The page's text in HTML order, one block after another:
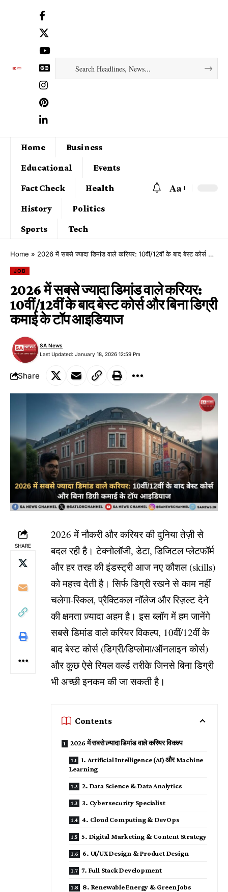
Home
Business
Educational
Events
Fact Check
Health
History
Politics
Sports
Tech
Aa
Home » 2026 में सबसे ज्यादा डिमांड वाले करियर: 10वीं/12वीं के बाद बेस्ट कोर्स और बिना डिग्री कमाई के टॉप आइडियाज
JOB
2026 में सबसे ज्यादा डिमांड वाले करियर:
10वीं/12वीं के बाद बेस्ट कोर्स और बिना डिग्री
कमाई के टॉप आइडियाज
Last Updated: January 18, 2026 12:59 Pm
SA News
Share
SHARE
2026 में नौकरी और करियर की दुनिया तेज़ी से
बदल रही है। टेक्नोलॉजी, डेटा, डिजिटल प्लेटफॉर्म
और हर तरह की इंडस्ट्री आज नए कौशल (skills)
को महत्त्व देती है। सिर्फ डिग्री रखने से काम नहीं
चलेगा-स्किल, प्रैक्टिकल नॉलेज और रिज़ल्ट देने
की क्षमता ज़्यादा अहम है। इस ब्लॉग में हम जानेंगे
सबसे डिमांड वाले करियर विकल्प, 10वीं/12वीं के
बाद बेस्ट कोर्स (डिग्री/डिप्लोमा/ऑनलाइन कोर्स)
और कुछ ऐसे रियल वर्ल्ड तरीके जिनसे बिना डिग्री
भी अच्छी इनकम की जा सकती है।
Contents
2026 में सबसे ज़्यादा डिमांड वाले करियर विकल्प
1. Artificial Intelligence (AI) और Machine
Learning
2. Data Science & Data Analytics
3. Cybersecurity Specialist
4. Cloud Computing & DevOps
5. Digital Marketing & Content Strategy
6. UI/UX Design & Product Design
7. Full Stack Development
8. Renewable Energy & Green Jobs